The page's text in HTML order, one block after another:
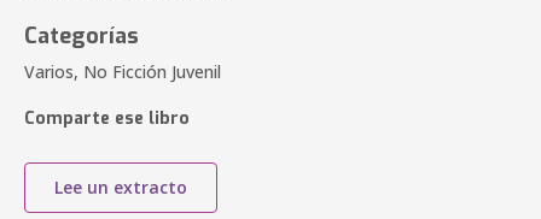
Categorías
Varios, No Ficción Juvenil
Comparte ese libro
Lee un extracto